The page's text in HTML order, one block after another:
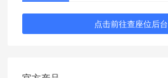
点击前往查座位后台